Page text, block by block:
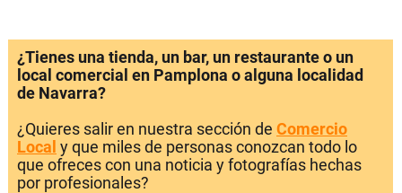
¿Tienes una tienda, un bar, un restaurante o un
local comercial en Pamplona o alguna localidad
de Navarra?
¿Quieres salir en nuestra sección de Comercio
Local y que miles de personas conozcan todo lo
que ofreces con una noticia y fotografías hechas
por profesionales?